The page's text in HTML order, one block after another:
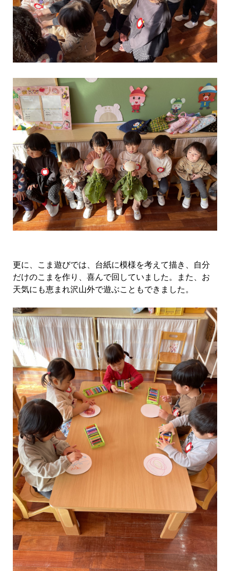
更に、こま遊びでは、台紙に模様を考えて描き、自分
だけのこまを作り、喜んで回していました。また、お
天気にも恵まれ沢山外で遊ぶこともできました。